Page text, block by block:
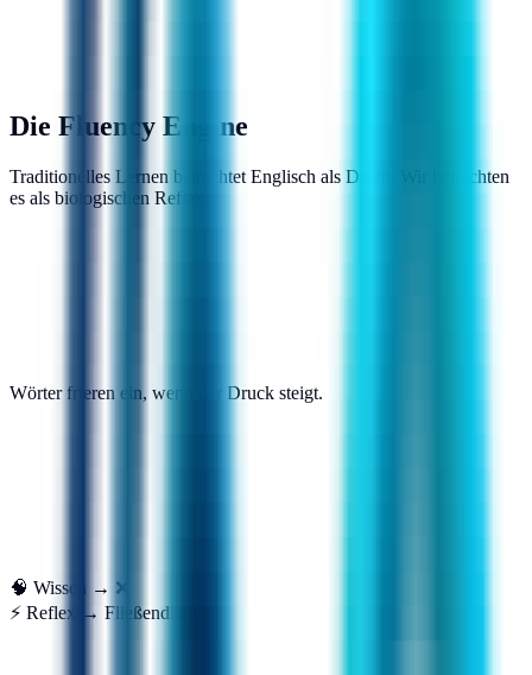
Die Fluency Engine
Traditionelles Lernen betrachtet Englisch als Daten. Wir betrachten
es als biologischen Reflex.
Wörter frieren ein, wenn der Druck steigt.
🧠 Wissen → ❌
⚡ Reflex → Fließendheit